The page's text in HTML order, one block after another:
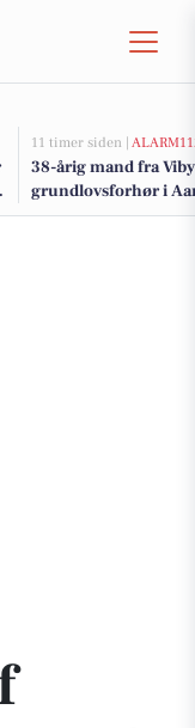
11 timer siden |
38-årig mand fra
grundlovsforhør i
i to fag fra august